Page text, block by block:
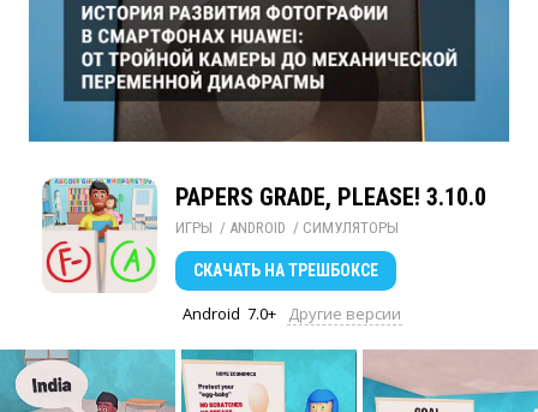
PAPERS GRADE, PLEASE! 3.10.0
ИГРЫ / ANDROID / СИМУЛЯТОРЫ
СКАЧАТЬ НА ТРЕШБОКСЕ
Android 7.0+ Другие версии